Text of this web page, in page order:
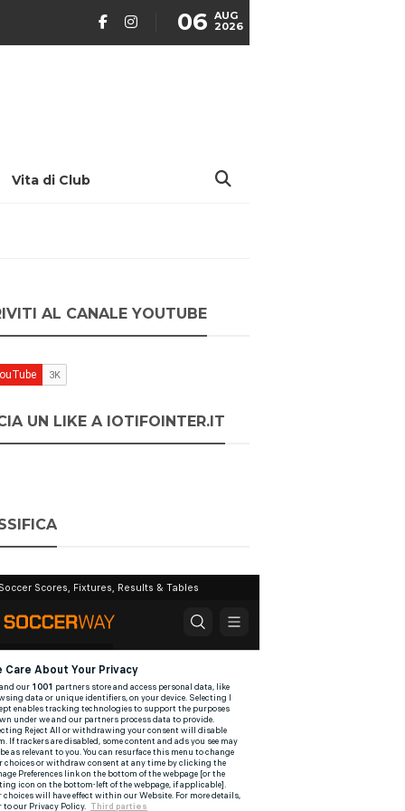
06 AUG
2026
Vita di Club
AL CANALE YOUTUBE
UN LIKE A IOTIFOINTER.IT